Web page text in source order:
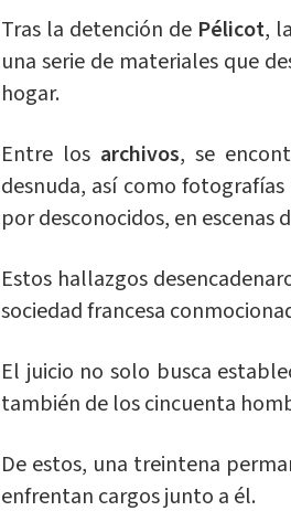
Tras la detención de Pélicot,
una serie de materiales que
hogar.
Entre los archivos, se
desnuda, así como fotografías
por desconocidos, en escenas
Estos hallazgos
sociedad francesa
El juicio no solo busca
también de los cincuenta
De estos, una treintena
enfrentan cargos junto a él.